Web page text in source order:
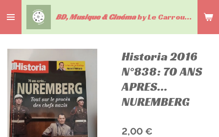
au
contenu
BD, Musique & Cinémaby Le Carrousel du livre
Historia 2016
N°838: 70 ANS
APRES...
NUREMBERG
2,00 €